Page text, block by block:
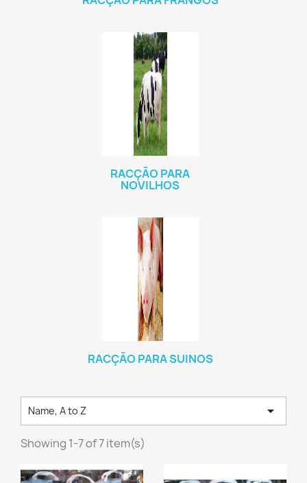
RACÇÃO PARA
NOVILHOS
RACÇÃO PARA SUINOS
Name, A to Z 
Showing 1-7 of 7 item(s)